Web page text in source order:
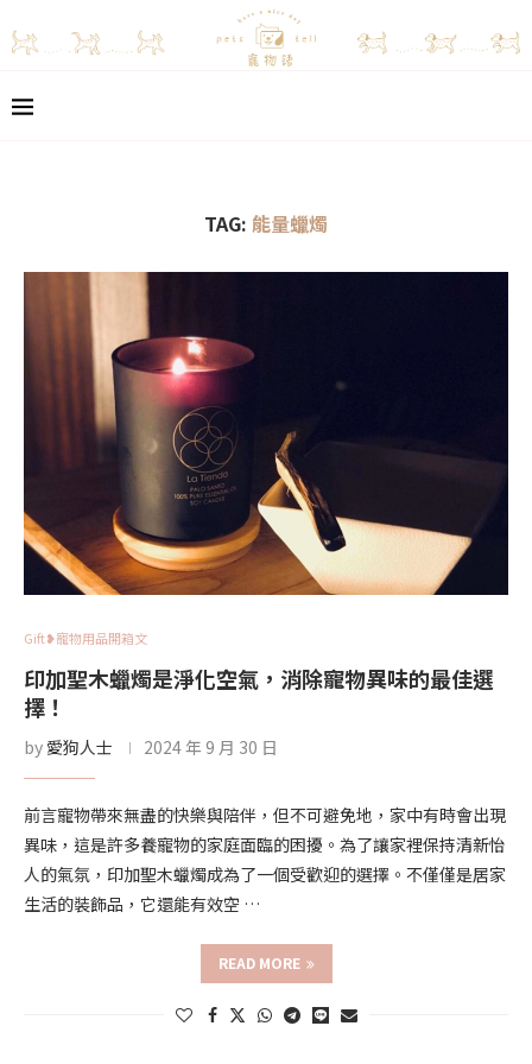
TAG: 能量蠟燭
Gift❥寵物用品開箱文
印加聖木蠟燭是淨化空氣，消除寵物異味的最佳選
擇！
by 愛狗人士 2024 年 9 月 30 日
前言寵物帶來無盡的快樂與陪伴，但不可避免地，家中有時會出現
異味，這是許多養寵物的家庭面臨的困擾。為了讓家裡保持清新怡
人的氣氛，印加聖木蠟燭成為了一個受歡迎的選擇。不僅僅是居家
生活的裝飾品，它還能有效空 …
READ MORE